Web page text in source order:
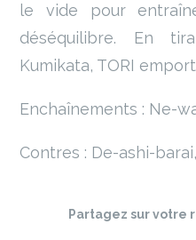
le vide pour
déséquilibre. En
Kumikata, TORI
Enchaînements : Ne-
Contres : De-ashi-
Partagez sur votre